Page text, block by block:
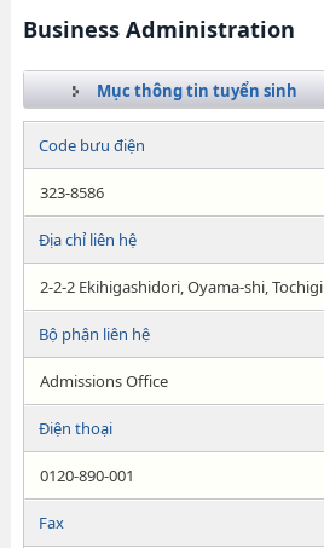
Business Administration
Mục thông tin tuyển sinh
Code bưu điện
323-8586
Địa chỉ liên hệ
2-2-2 Ekihigashidori, Oyama-shi, Tochigi
Bộ phận liên hệ
Admissions Office
Điện thoại
0120-890-001
Fax